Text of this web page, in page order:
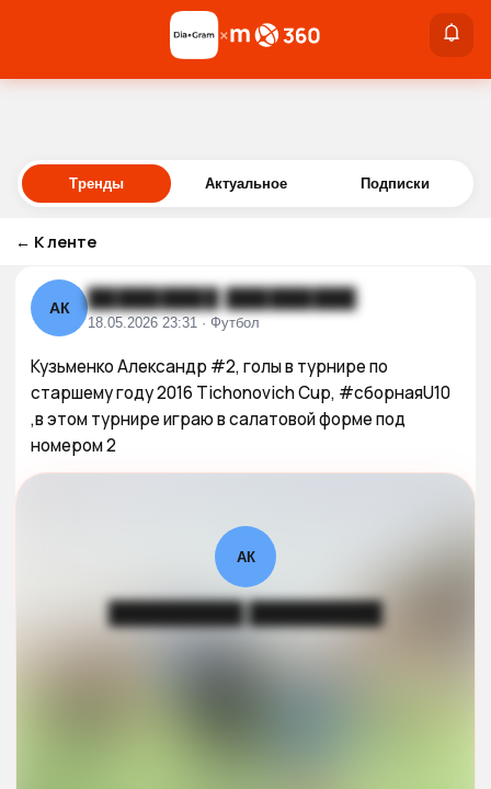
Войти
×
Тренды Актуальное Подписки
← К ленте
АК █████████ █████████
18.05.2026 23:31 · Футбол
Кузьменко Александр #2, голы в турнире по
старшему году 2016 Tichonovich Cup, #сборнаяU10
,в этом турнире играю в салатовой форме под
номером 2
АК
█████████ █████████